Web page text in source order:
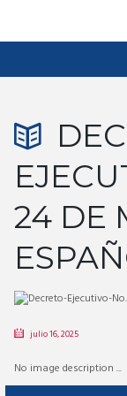
24 DE
julio 16, 2025
No image description ...